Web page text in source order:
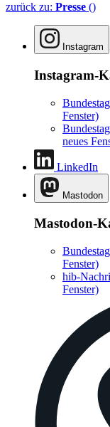
zurück zu: Presse ()
Instagram
Instagram-
Bundestag
Fenster)
neues
LinkedIn
Mastodon
Mastodon-
Bundestag
Fenster)
hib-
Fenster)